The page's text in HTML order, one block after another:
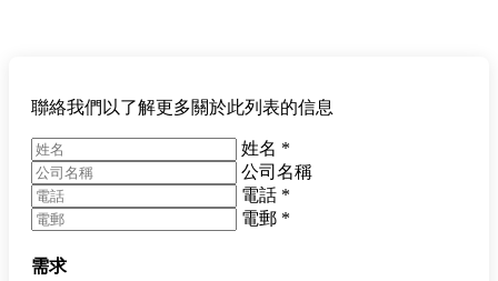
聯絡我們以了解更多關於此列表的信息
姓名 *
公司名稱
電話 *
電郵 *
需求